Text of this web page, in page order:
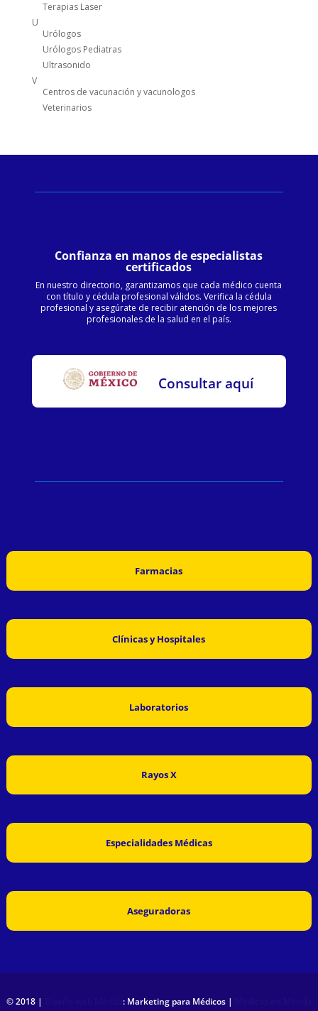
Terapias Laser
U
Urólogos
Urólogos Pediatras
Ultrasonido
V
Centros de vacunación y vacunologos
Veterinarios
Confianza en manos de especialistas
certificados
En nuestro directorio, garantizamos que cada médico cuenta
con título y cédula profesional válidos. Verifica la cédula
profesional y asegúrate de recibir atención de los mejores
profesionales de la salud en el país.
Consultar aquí
Farmacias
Clínicas y Hospitales
Laboratorios
Rayos X
Especialidades Médicas
Aseguradoras
© 2018 | : Marketing para Médicos |